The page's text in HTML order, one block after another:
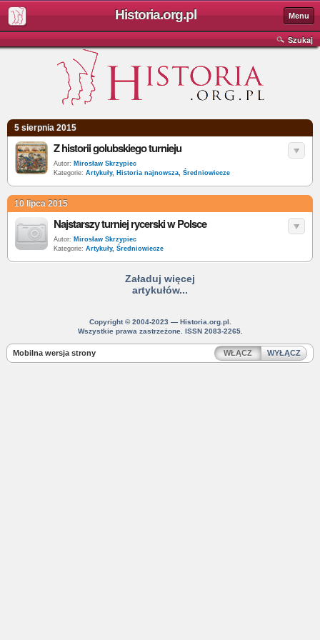
Historia.org.pl Menu
Szukaj
5 sierpnia 2015
Z historii golubskiego turnieju
Autor: Mirosław Skrzypiec
Kategorie: Artykuły, Historia najnowsza, Średniowiecze
10 lipca 2015
Najstarszy turniej rycerski w Polsce
Autor: Mirosław Skrzypiec
Kategorie: Artykuły, Średniowiecze
Załaduj więcej
artykułów...
Copyright © 2004-2023 — Historia.org.pl.
Wszystkie prawa zastrzeżone. ISSN 2083-2265.
Mobilna wersja strony WŁĄCZ WYŁĄCZ